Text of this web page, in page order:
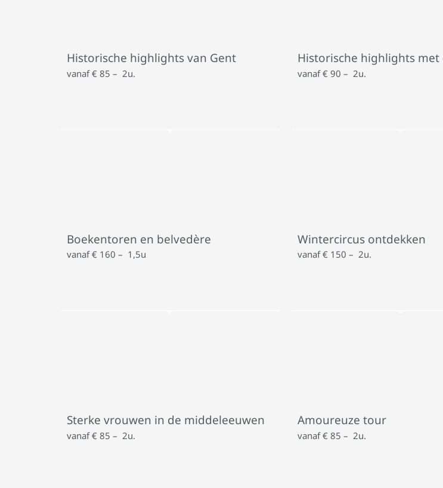
Historische highlights van Gent
vanaf € 85 – 2u.
Historische highlights met
vanaf € 90 – 2u.
Boekentoren en belvedère
vanaf € 160 – 1,5u
Wintercircus ontdekken
vanaf € 150 – 2u.
Sterke vrouwen in de middeleeuwen
vanaf € 85 – 2u.
Amoureuze tour
vanaf € 85 – 2u.